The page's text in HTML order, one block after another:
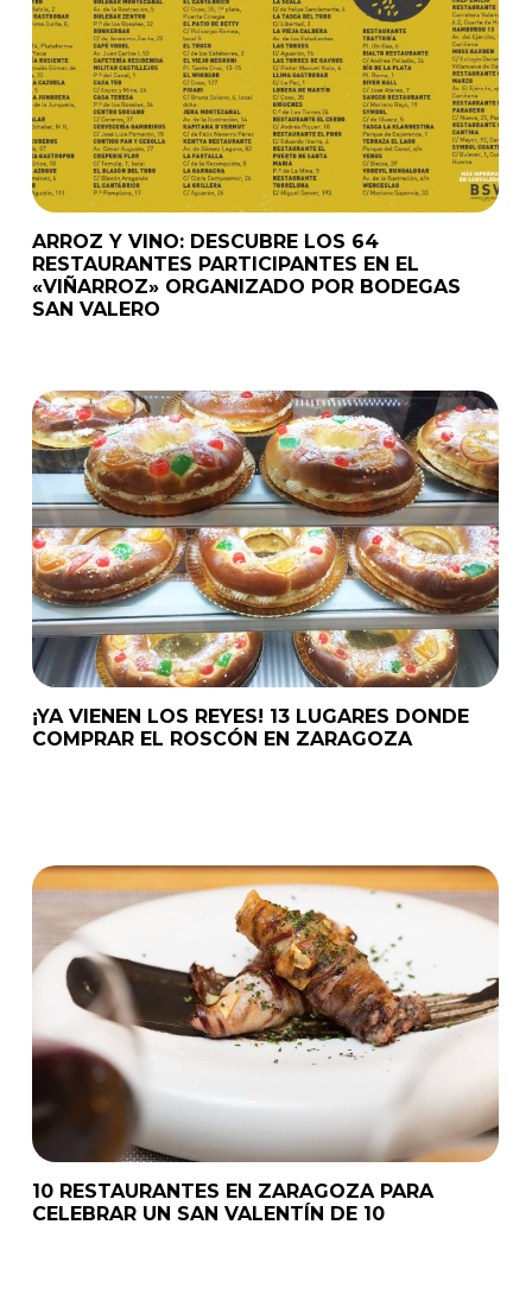
ARROZ Y VINO: DESCUBRE LOS 64
RESTAURANTES PARTICIPANTES EN EL
«VIÑARROZ» ORGANIZADO POR BODEGAS
SAN VALERO
¡YA VIENEN LOS REYES! 13 LUGARES DONDE
COMPRAR EL ROSCÓN EN ZARAGOZA
10 RESTAURANTES EN ZARAGOZA PARA
CELEBRAR UN SAN VALENTÍN DE 10